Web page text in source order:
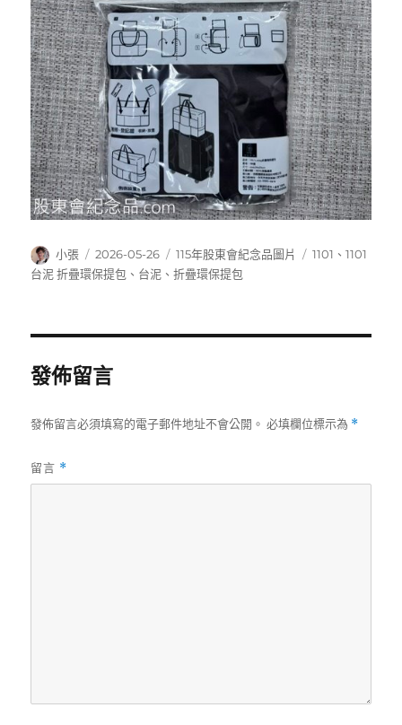
作
者
小張
發
佈
2026-05-26
分
類
115年股東會紀念品圖片
標
1101 、1101
台泥 折疊環保提包 、 台泥 、折疊環保提包
發佈留言
發佈留言必須填寫的電子郵件地址不會公開。 必填欄位標示為 *
留言 *